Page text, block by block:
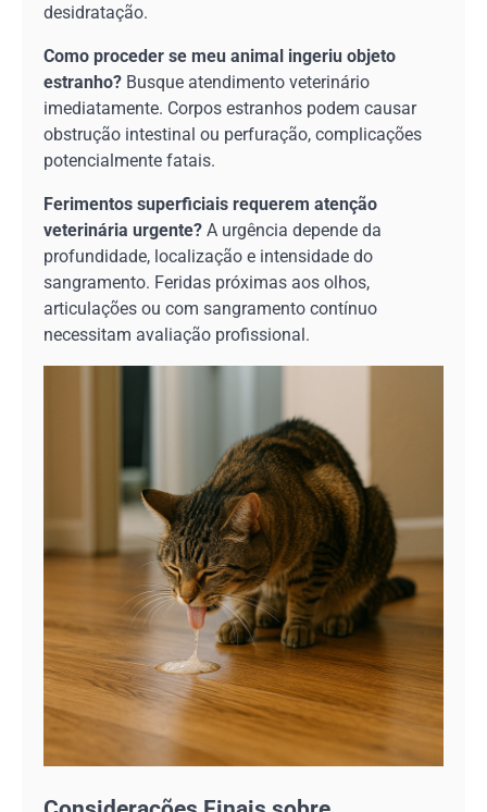
desidratação.
Como proceder se meu animal ingeriu objeto
estranho? Busque atendimento veterinário
imediatamente. Corpos estranhos podem causar
obstrução intestinal ou perfuração, complicações
potencialmente fatais.
Ferimentos superficiais requerem atenção
veterinária urgente? A urgência depende da
profundidade, localização e intensidade do
sangramento. Feridas próximas aos olhos,
articulações ou com sangramento contínuo
necessitam avaliação profissional.